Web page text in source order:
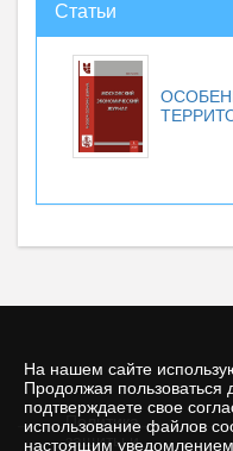
На нашем сайте
Продолжая
подтверждаете свое
использование файлов
настоящим
Статьи
Политика
защиты и